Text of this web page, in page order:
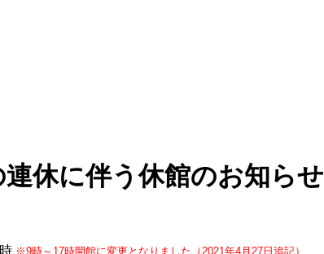
休に伴う休館のお知らせ
※9時～17時開館に変更となりました（2021年4月27日追記）